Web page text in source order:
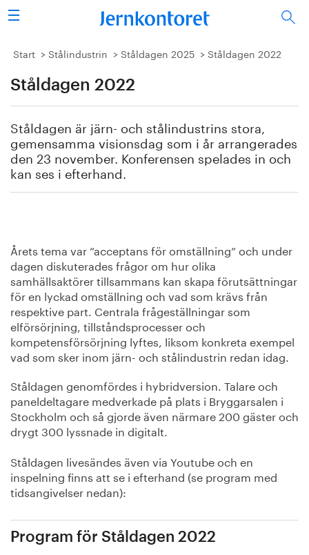
Sök
Stålindustrin
Vision 2050
Forskning/utbildning
Energi/miljö
Vi tycker
Bildbank
Om oss
Start Stålindustrin Ståldagen 2025 Ståldagen 2022
Ståldagen 2022
Ståldagen är järn- och stålindustrins stora,
gemensamma visionsdag som i år arrangerades
den 23 november. Konferensen spelades in och
kan ses i efterhand.
Årets tema var ”acceptans för omställning” och under
dagen diskuterades frågor om hur olika
samhällsaktörer tillsammans kan skapa förutsättningar
för en lyckad omställning och vad som krävs från
respektive part. Centrala frågeställningar som
elförsörjning, tillståndsprocesser och
kompetensförsörjning lyftes, liksom konkreta exempel
vad som sker inom järn- och stålindustrin redan idag.
Ståldagen genomfördes i hybridversion. Talare och
paneldeltagare medverkade på plats i Bryggarsalen i
Stockholm och så gjorde även närmare 200 gäster och
drygt 300 lyssnade in digitalt.
Ståldagen livesändes även via Youtube och en
inspelning finns att se i efterhand (se program med
tidsangivelser nedan):
Program för Ståldagen 2022